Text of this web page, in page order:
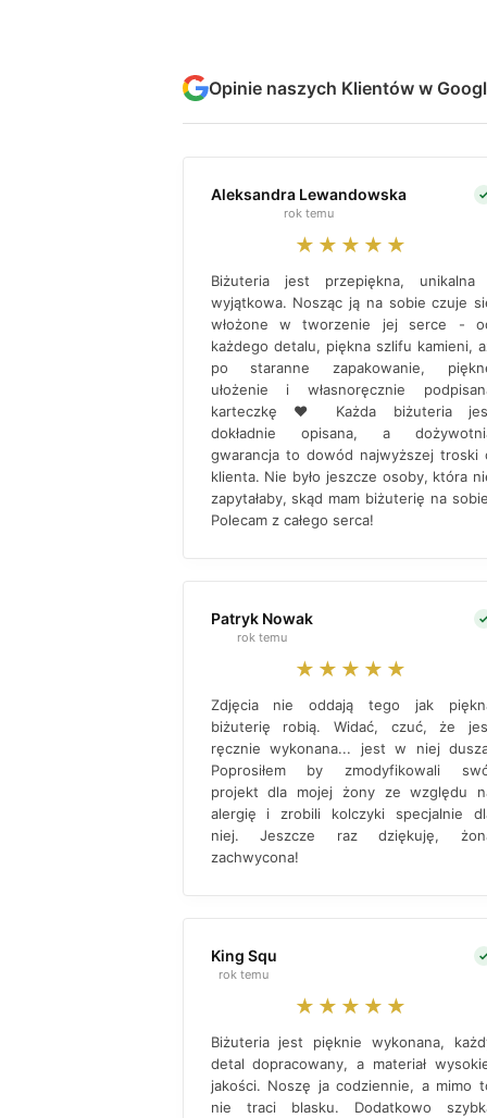
Opinie naszych Klientów w
Aleksandra Lewandowska
rok temu
★★★★★
Biżuteria jest przepiękna,
wyjątkowa. Nosząc ją na sobie czuje
włożone w tworzenie jej serce -
każdego detalu, piękna szlifu kamieni,
po staranne zapakowanie,
ułożenie i własnoręcznie
karteczkę ♥ Każda biżuteria
dokładnie opisana, a
gwarancja to dowód najwyższej troski
klienta. Nie było jeszcze osoby, która
zapytałaby, skąd mam biżuterię na
Polecam z całego serca!
Patryk Nowak
rok temu
★★★★★
Zdjęcia nie oddają tego jak
biżuterię robią. Widać, czuć, że
ręcznie wykonana... jest w niej
Poprosiłem by zmodyfikowali
projekt dla mojej żony ze względu
alergię i zrobili kolczyki specjalnie
niej. Jeszcze raz dziękuję,
zachwycona!
King Squ
rok temu
★★★★★
Biżuteria jest pięknie wykonana,
detal dopracowany, a materiał
jakości. Noszę ja codziennie, a mimo
nie traci blasku. Dodatkowo